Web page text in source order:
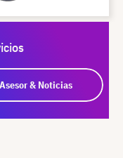
Asesor & Noticias